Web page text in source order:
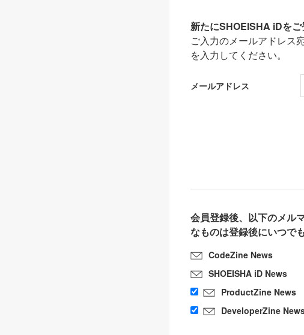
新たにSHOEISHA iDをご
ご入力のメールアドレス
を入力してください。
メールアドレス
会員登録後、以下のメル
なものは登録後にいつで
CodeZine News
SHOEISHA iD News
ProductZine News
DeveloperZine